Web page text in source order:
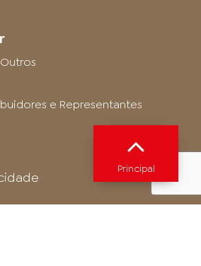
e Representantes
Principal